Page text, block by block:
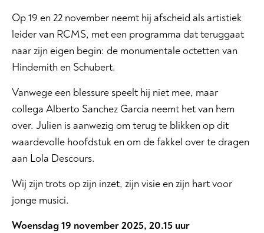
Op 19 en 22 november neemt hij afscheid als artistiek
leider van RCMS, met een programma dat teruggaat
naar zijn eigen begin: de monumentale octetten van
Hindemith en Schubert.
Vanwege een blessure speelt hij niet mee, maar
collega Alberto Sanchez Garcia neemt het van hem
over. Julien is aanwezig om terug te blikken op dit
waardevolle hoofdstuk en om de fakkel over te dragen
aan Lola Descours.
Wij zijn trots op zijn inzet, zijn visie en zijn hart voor
jonge musici.
Woensdag 19 november 2025, 20.15 uur